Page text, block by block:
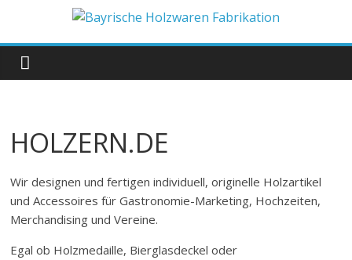
springen
Bayrische
Holzwaren
Fabrikation
HOLZERN.DE
Wir designen und fertigen individuell, originelle Holzartikel
und Accessoires für Gastronomie-Marketing, Hochzeiten,
Merchandising und Vereine.
Egal ob Holzmedaille, Bierglasdeckel oder